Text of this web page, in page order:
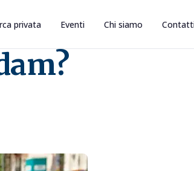
privata Eventi Chi siamo